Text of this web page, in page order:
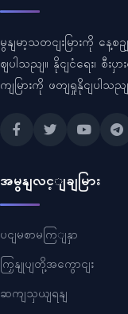
မွနျမာ့သတငျးမြားကို န
ဈပါသညျ။ နိုငျငံရေး၊ စီ
ကျမြားကို ဖတျရှုနိုငျပါသည
အမွနျလင့ျချမြား
ပငျမစာမကြျနှာ
ကြှနျုပျတို့အကွောငျး
ဆကျသှယျရနျ